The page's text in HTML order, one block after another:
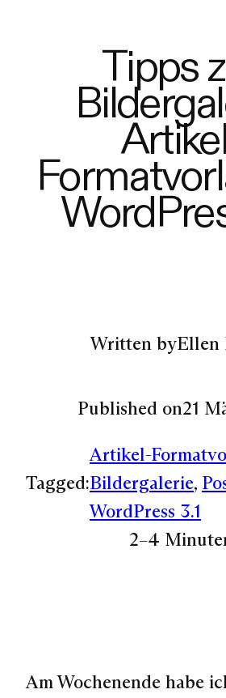
Tipps
Written byEllen
Published on21
Tagged:
Artikel-
Bildergalerie,
WordPress 3.1
2–4
Am Wochenende habe